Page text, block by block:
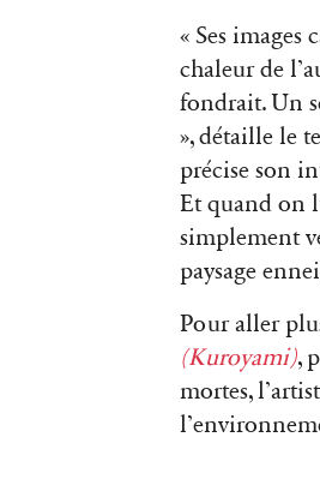
« Ses images
chaleur de
fondrait. Un
», détaille le
précise son
Et quand on
simplement
paysage
Pour aller
(Kuroyami),
mortes,